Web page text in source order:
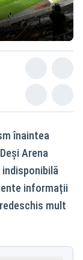
înaintea
Arena
informații
mult